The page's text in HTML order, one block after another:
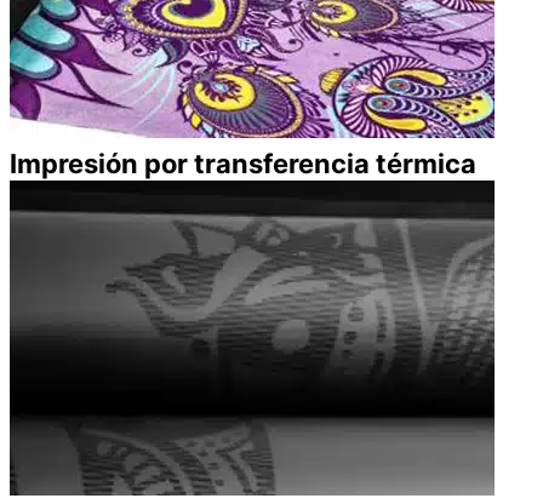
Impresión por transferencia térmica